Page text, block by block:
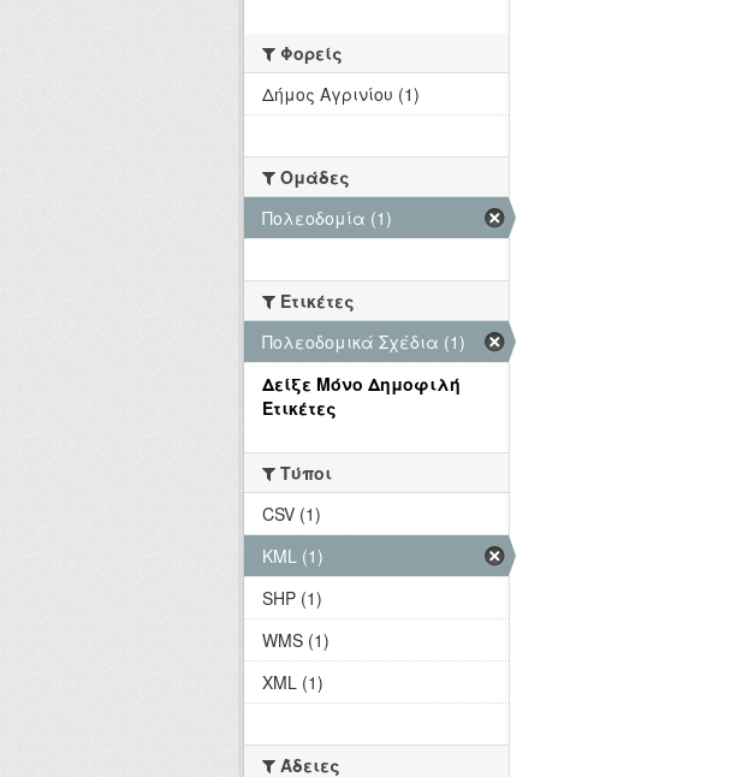
Φορείς
Δήμος Αγρινίου (1)
Ομάδες
Πολεοδομία (1)
Ετικέτες
Πολεοδομικά Σχέδια (1)
Δείξε Μόνο Δημοφιλή
Ετικέτες
Τύποι
CSV (1)
KML (1)
SHP (1)
WMS (1)
XML (1)
Άδειες